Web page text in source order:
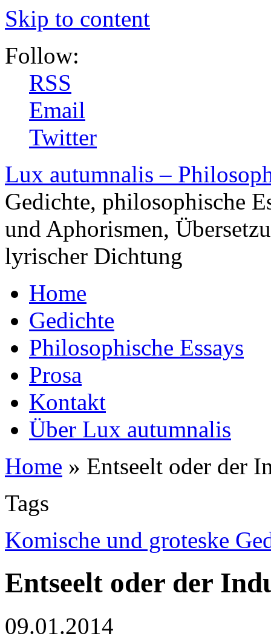
Skip to content
Follow:
RSS
Email
Twitter
Lux autumnalis –
Gedichte, philosophische
und Aphorismen,
lyrischer Dichtung
Home
Gedichte
Philosophische Essays
Prosa
Kontakt
Über Lux autumnalis
Home » Entseelt oder der
Tags
Komische und groteske
Entseelt oder der
09.01.2014